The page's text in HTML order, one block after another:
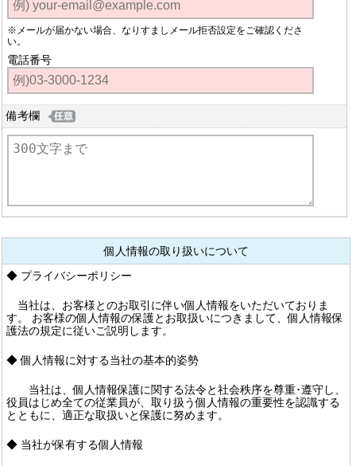
※メールが届かない場合、なりすましメール拒否設定をご確認くださ
い。
電話番号
備考欄
個人情報の取り扱いについて
◆ プライバシーポリシー
当社は、お客様とのお取引に伴い個人情報をいただいておりま
す。 お客様の個人情報の保護とお取扱いにつきまして、個人情報保
護法の規定に従いご説明します。
◆ 個人情報に対する当社の基本的姿勢
当社は、個人情報保護に関する法令と社会秩序を尊重･遵守し、
役員はじめ全ての従業員が、取り扱う個人情報の重要性を認識する
とともに、適正な取扱いと保護に努めます。
◆ 当社が保有する個人情報